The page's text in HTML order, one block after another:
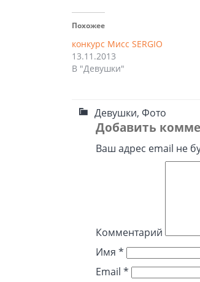
Похожее
конкурс Мисс SERGIO
13.11.2013
В "Девушки"
Девушки, Фото
Добавить
Ваш адрес email не
Комментарий
Имя *
Email *